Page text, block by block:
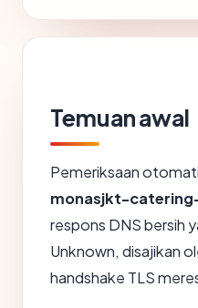
Temuan awal
Pemeriksaan
monasjkt-
respons DNS bersih
Unknown, disajikan
handshake TLS